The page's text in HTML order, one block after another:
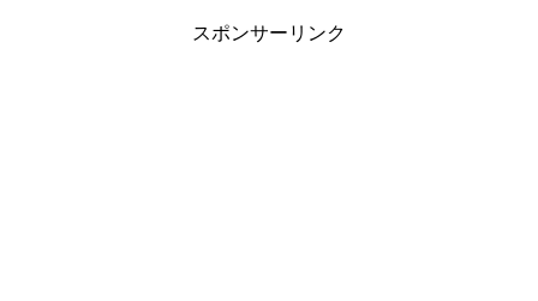
スポンサーリンク